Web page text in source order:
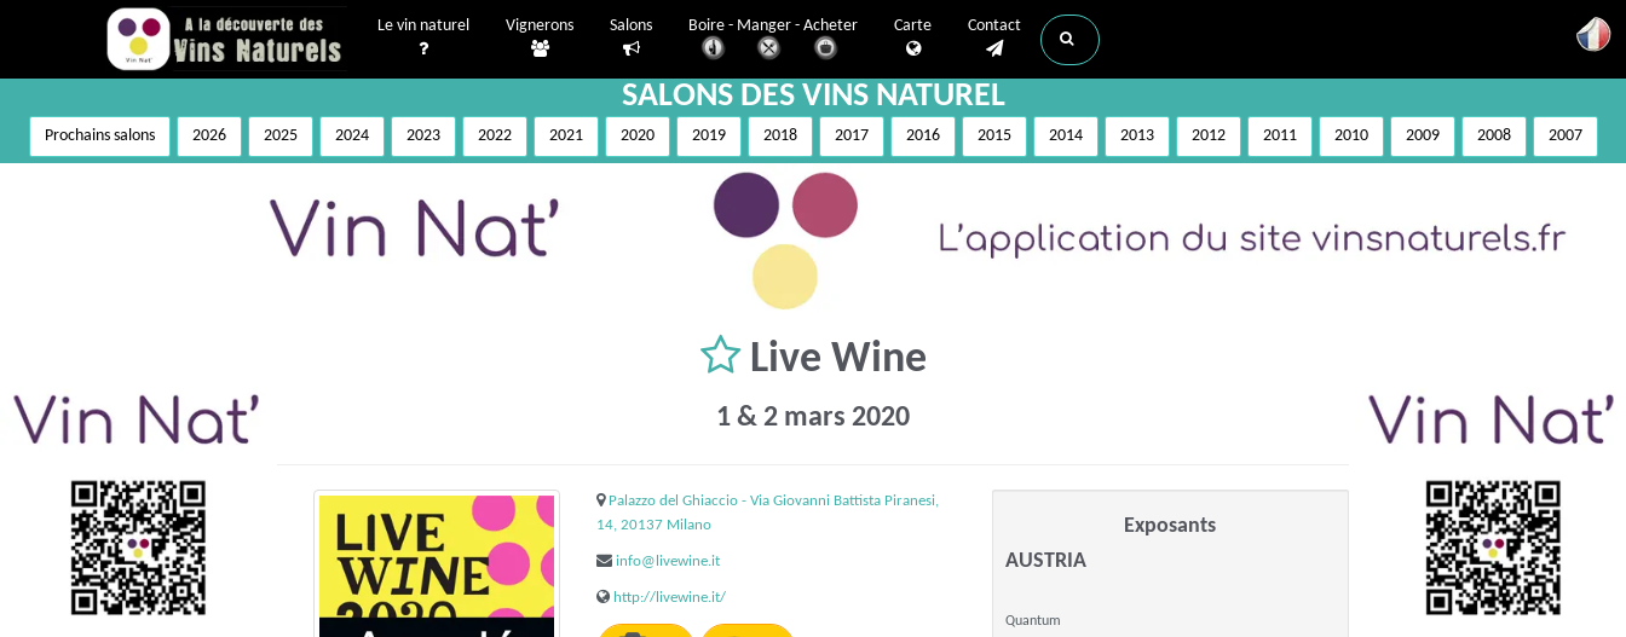
Le vin naturel Vignerons Salons Boire - Manger - Acheter Carte Contact
SALONS DES VINS NATUREL
Prochains salons 2026 2025 2024 2023 2022 2021 2020 2019 2018 2017 2016 2015 2014 2013 2012 2011 2010 2009 2008 2007
Live Wine
1 & 2 mars 2020
Palazzo del Ghiaccio - Via Giovanni Battista Piranesi,
14, 20137 Milano
info@livewine.it
http://livewine.it/
Exposants
AUSTRIA
Quantum